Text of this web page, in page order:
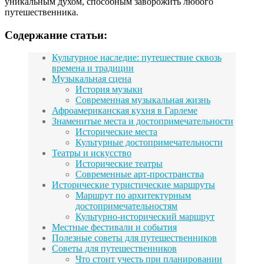
путешественника.
Содержание статьи:
Культурное наследие: путешествие сквозь
времена и традиции
Музыкальная сцена
История музыки
Современная музыкальная жизнь
Афроамериканская кухня в Гарлеме
Знаменитые места и достопримечательности
Исторические места
Культурные достопримечательности
Театры и искусство
Исторические театры
Современные арт-пространства
Исторические туристические маршруты
Маршрут по архитектурным
достопримечательностям
Культурно-исторический маршрут
Местные фестивали и события
Полезные советы для путешественников
Советы для путешественников
Что стоит учесть при планировании